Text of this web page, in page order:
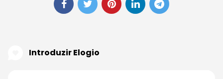
Introduzir Elogio